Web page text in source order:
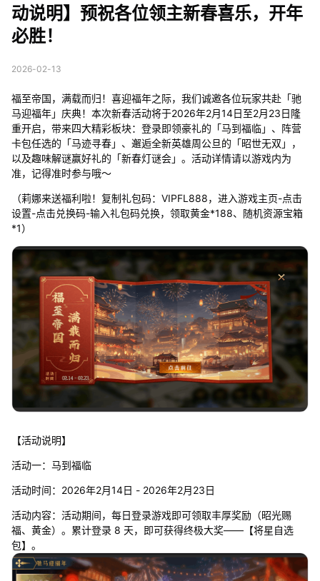
动说明】预祝各位领主新春喜乐，开年
必胜！
2026-02-13
福至帝国，满载而归！喜迎福年之际，我们诚邀各位玩家共赴「驰
马迎福年」庆典！本次新春活动将于2026年2月14日至2月23日隆
重开启，带来四大精彩板块：登录即领豪礼的「马到福临」、阵营
卡包任选的「马迹寻春」、邂逅全新英雄周公旦的「昭世无双」，
以及趣味解谜赢好礼的「新春灯谜会」。活动详情请以游戏内为
准，记得准时参与哦～
（莉娜来送福利啦！复制礼包码：VIPFL888，进入游戏主页-点击
设置-点击兑换码-输入礼包码兑换，领取黄金*188、随机资源宝箱
*1）
【活动说明】
活动一：马到福临
活动时间：2026年2月14日 - 2026年2月23日
活动内容：活动期间，每日登录游戏即可领取丰厚奖励（昭光赐
福、黄金）。累计登录 8 天，即可获得终极大奖——【将星自选
包】。